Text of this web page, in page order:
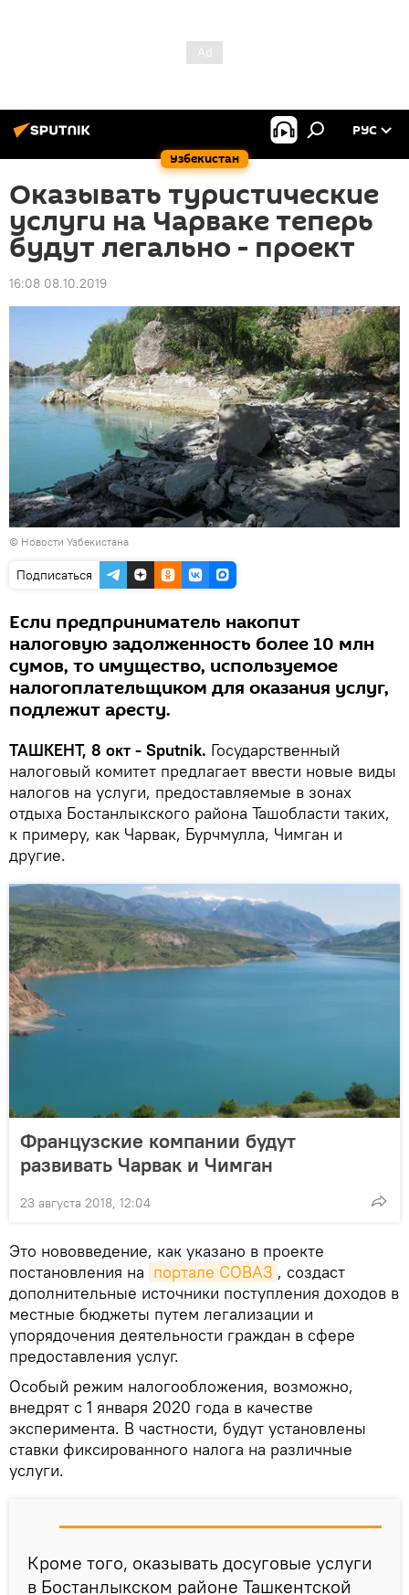
Узбекистан
РУС
Оказывать туристические
услуги на Чарваке теперь
будут легально - проект
16:08 08.10.2019
© Новости Узбекистана
Подписаться
Если предприниматель накопит
налоговую задолженность более 10 млн
сумов, то имущество, используемое
налогоплательщиком для оказания услуг,
подлежит аресту.
ТАШКЕНТ, 8 окт - Sputnik. Государственный
налоговый комитет предлагает ввести новые виды
налогов на услуги, предоставляемые в зонах
отдыха Бостанлыкского района Ташобласти таких,
к примеру, как Чарвак, Бурчмулла, Чимган и
другие.
Французские компании будут
развивать Чарвак и Чимган
23 августа 2018, 12:04
Это нововведение, как указано в проекте
постановления на портале СОВАЗ , создаст
дополнительные источники поступления доходов в
местные бюджеты путем легализации и
упорядочения деятельности граждан в сфере
предоставления услуг.
Особый режим налогообложения, возможно,
внедрят с 1 января 2020 года в качестве
эксперимента. В частности, будут установлены
ставки фиксированного налога на различные
услуги.
Кроме того, оказывать досуговые услуги
в Бостанлыкском районе Ташкентской